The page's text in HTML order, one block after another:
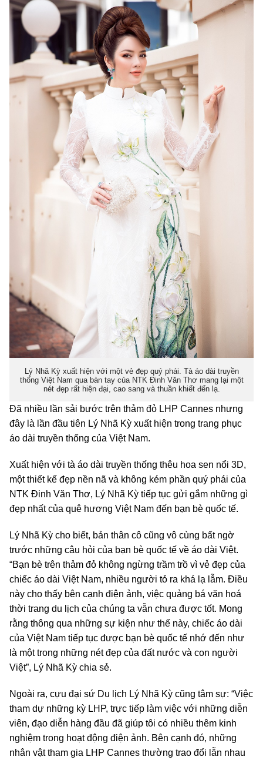
Lý Nhã Kỳ xuất hiện với một vẻ đẹp quý phái. Tà áo dài truyền
thống Việt Nam qua bàn tay của NTK Đinh Văn Thơ mang lại một
nét đẹp rất hiện đại, cao sang và thuần khiết đến lạ.
Đã nhiều lần sải bước trên thảm đỏ LHP Cannes nhưng
đây là lần đầu tiên Lý Nhã Kỳ xuất hiện trong trang phục
áo dài truyền thống của Việt Nam.
Xuất hiện với tà áo dài truyền thống thêu hoa sen nổi 3D,
một thiết kế đẹp nền nã và không kém phần quý phái của
NTK Đinh Văn Thơ, Lý Nhã Kỳ tiếp tục gửi gắm những gì
đẹp nhất của quê hương Việt Nam đến bạn bè quốc tế.
Lý Nhã Kỳ cho biết, bản thân cô cũng vô cùng bất ngờ
trước những câu hỏi của bạn bè quốc tế về áo dài Việt.
“Bạn bè trên thảm đỏ không ngừng trầm trồ vì vẻ đẹp của
chiếc áo dài Việt Nam, nhiều người tỏ ra khá lạ lẫm. Điều
này cho thấy bên cạnh điện ảnh, việc quảng bá văn hoá
thời trang du lịch của chúng ta vẫn chưa được tốt. Mong
rằng thông qua những sự kiện như thế này, chiếc áo dài
của Việt Nam tiếp tục được bạn bè quốc tế nhớ đến như
là một trong những nét đẹp của đất nước và con người
Việt”, Lý Nhã Kỳ chia sẻ.
Ngoài ra, cựu đại sứ Du lịch Lý Nhã Kỳ cũng tâm sự: “Việc
tham dự những kỳ LHP, trực tiếp làm việc với những diễn
viên, đạo diễn hàng đầu đã giúp tôi có nhiều thêm kinh
nghiệm trong hoạt động điện ảnh. Bên cạnh đó, những
nhân vật tham gia LHP Cannes thường trao đổi lẫn nhau